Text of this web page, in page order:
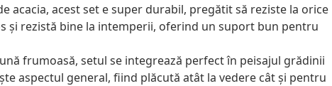
acacia, acest set e super durabil, pregătit să reziste la orice
și rezistă bine la intemperii, oferind un suport bun pentru
frumoasă, setul se integrează perfect în peisajul grădinii
aspectul general, fiind plăcută atât la vedere cât și pentru